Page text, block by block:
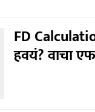
FD
हवयं? वाचा